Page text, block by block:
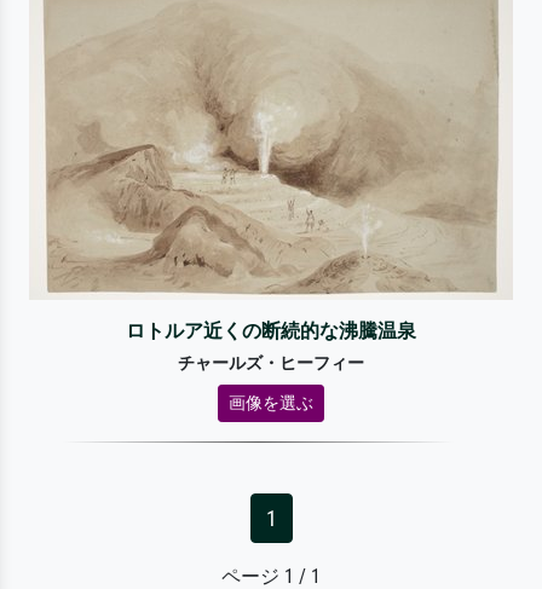
ロトルア近くの断続的な沸騰温泉
チャールズ・ヒーフィー
画像を選ぶ
1
ページ 1 / 1